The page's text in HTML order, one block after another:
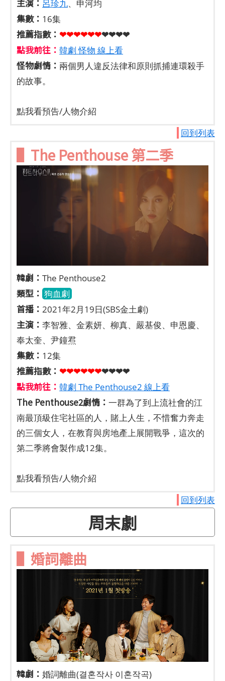
主演： 呂珍九、申河均
集數： 16集
推薦指數： ❤❤❤❤❤❤❤❤❤❤
點我前往： 韓劇 怪物 線上看
怪物劇情： 兩個男人違反法律和原則抓捕連環殺手
的故事。
點我看預告/人物介紹
回到列表
▌The Penthouse 第二季
韓劇： The Penthouse2
類型： 狗血劇
首播： 2021年2月19日(SBS金土劇)
主演： 李智雅、金素妍、柳真、嚴基俊、申恩慶、
奉太奎、尹鐘焄
集數： 12集
推薦指數： ❤❤❤❤❤❤❤❤❤❤
點我前往： 韓劇 The Penthouse2 線上看
The Penthouse2劇情： 一群為了到上流社會的江
南最頂級住宅社區的人，賭上人生，不惜奮力奔走
的三個女人，在教育與房地產上展開戰爭，這次的
第二季將會製作成12集。
點我看預告/人物介紹
回到列表
周末劇
▌婚詞離曲
韓劇： 婚詞離曲(결혼작사 이혼작곡)